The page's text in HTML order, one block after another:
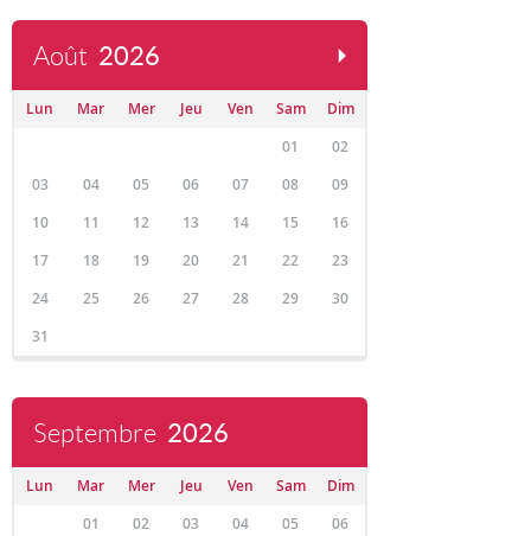
Août 2026
Lun Mar Mer Jeu Ven Sam
Dim
01
02
03
04 05 06 07 08
09
10
11 12 13 14 15
16
17
18 19 20 21 22
23
24
25 26 27 28 29
30
31
Septembre 2026
Lun Mar Mer Jeu Ven Sam
Dim
01
02 03 04 05
06